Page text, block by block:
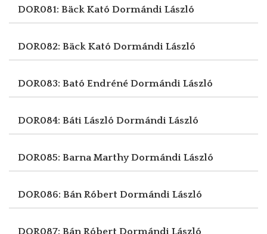
DOR081: Bäck Kató Dormándi László
DOR082: Bäck Kató Dormándi László
DOR083: Bató Endréné Dormándi László
DOR084: Báti László Dormándi László
DOR085: Barna MarthyDormándi László
DOR086: Bán Róbert Dormándi László
DOR087: Bán Róbert Dormándi László